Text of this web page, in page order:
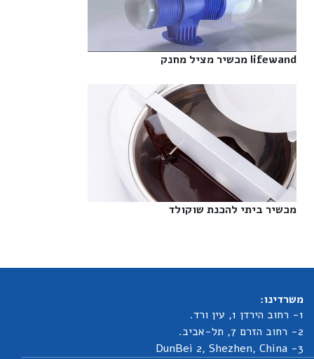
lifewand מכשיר מציל מחנק‎
מכשיר ביתי להכנת שוקולד‎
משרדינו:
1- רחוב הירדן 1, עין ורד.
2- רחוב הזרם 7, תל-אביב.
3- DunBei 2, Shezhen, China